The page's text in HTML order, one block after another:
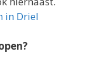
in Driel